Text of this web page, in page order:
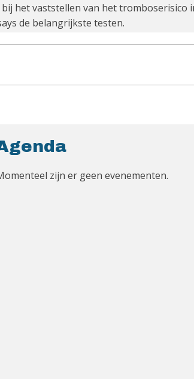
het vaststellen van het
de belangrijkste testen.
zijn er geen evenementen.